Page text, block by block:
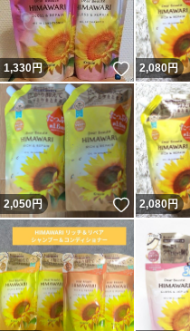
1,330円 いいね！
2,080円
2,050円 いいね！
2,080円